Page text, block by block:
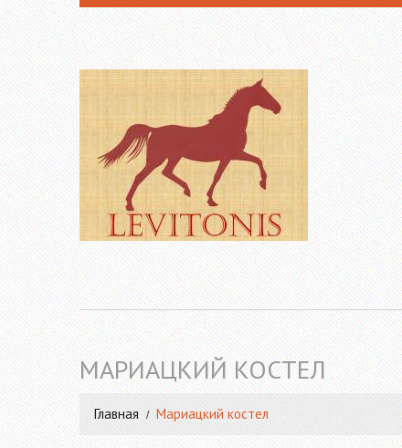
МАРИАЦКИЙ КОСТЕЛ
Главная Мариацкий костел